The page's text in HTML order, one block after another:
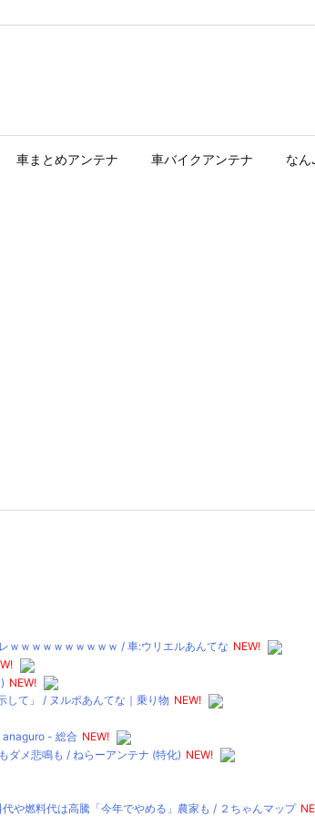
車まとめアンテナ 車バイクアンテナ な
ｗｗｗｗｗｗｗｗｗ / 車:ウリエルあんてな NEW!
NEW!
して」 / ヌルポあんてな｜乗り物 NEW!
anaguro - 総合 NEW!
ダメ悲鳴も / ねらーアンテナ (特化) NEW!
や燃料代は高騰「今年でやめる」農家も / ２ちゃんマップ